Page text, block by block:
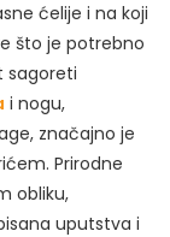
ćelije i na koji
što je potrebno
sagoreti
i nogu,
značajno je
Prirodne
obliku,
uputstva i